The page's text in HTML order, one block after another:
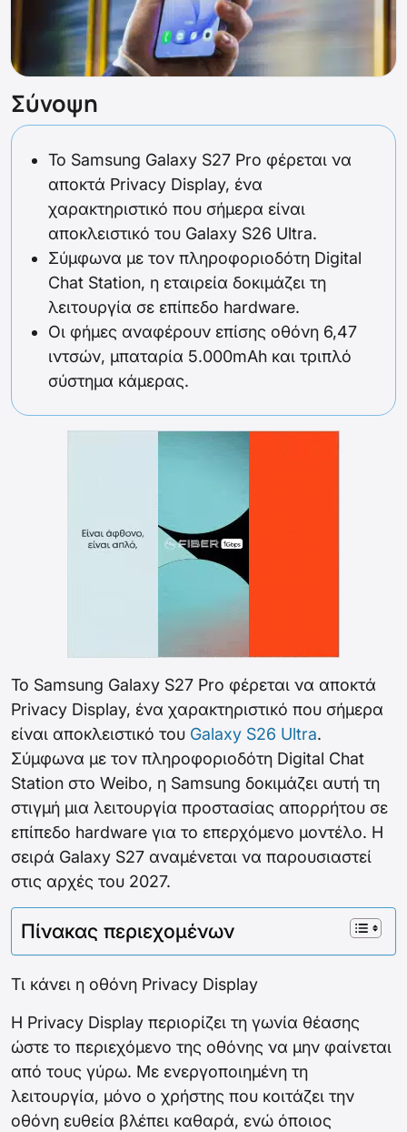
Σύνοψη
Το Samsung Galaxy S27 Pro φέρεται να
αποκτά Privacy Display, ένα
χαρακτηριστικό που σήμερα είναι
αποκλειστικό του Galaxy S26 Ultra.
Σύμφωνα με τον πληροφοριοδότη Digital
Chat Station, η εταιρεία δοκιμάζει τη
λειτουργία σε επίπεδο hardware.
Οι φήμες αναφέρουν επίσης οθόνη 6,47
ιντσών, μπαταρία 5.000mAh και τριπλό
σύστημα κάμερας.
Το Samsung Galaxy S27 Pro φέρεται να αποκτά
Privacy Display, ένα χαρακτηριστικό που σήμερα
είναι αποκλειστικό του Galaxy S26 Ultra.
Σύμφωνα με τον πληροφοριοδότη Digital Chat
Station στο Weibo, η Samsung δοκιμάζει αυτή τη
στιγμή μια λειτουργία προστασίας απορρήτου σε
επίπεδο hardware για το επερχόμενο μοντέλο. Η
σειρά Galaxy S27 αναμένεται να παρουσιαστεί
στις αρχές του 2027.
Πίνακας περιεχομένων
Τι κάνει η οθόνη Privacy Display
Η Privacy Display περιορίζει τη γωνία θέασης
ώστε το περιεχόμενο της οθόνης να μην φαίνεται
από τους γύρω. Με ενεργοποιημένη τη
λειτουργία, μόνο ο χρήστης που κοιτάζει την
οθόνη ευθεία βλέπει καθαρά, ενώ όποιος